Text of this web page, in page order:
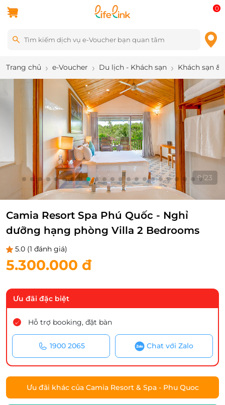
0
Trang chủ e-Voucher Du lịch - Khách sạn Khách sạn &
9/23
Camia Resort Spa Phú Quốc - Nghỉ
dưỡng hạng phòng Villa 2 Bedrooms
5.0 (1 đánh giá)
5.300.000 đ
Ưu đãi đặc biệt
Hỗ trợ booking, đặt bàn
1900 2065 Chat với Zalo
Ưu đãi khác của Camia Resort & Spa - Phu Quoc